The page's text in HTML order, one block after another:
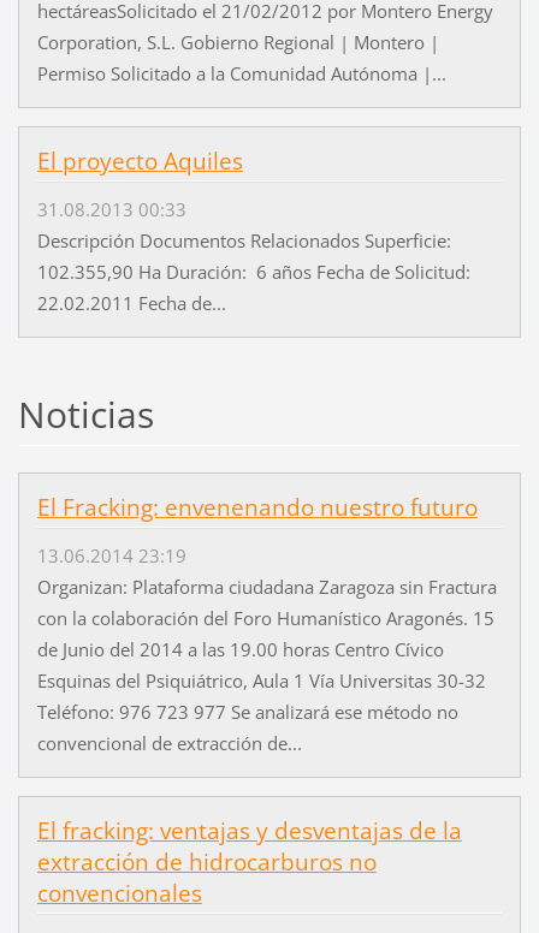
hectáreasSolicitado el 21/02/2012 por Montero Energy
Corporation, S.L. Gobierno Regional | Montero |
Permiso Solicitado a la Comunidad Autónoma |...
El proyecto Aquiles
31.08.2013 00:33
Descripción Documentos Relacionados Superficie:
102.355,90 Ha Duración: 6 años Fecha de Solicitud:
22.02.2011 Fecha de...
Noticias
El Fracking: envenenando nuestro futuro
13.06.2014 23:19
Organizan: Plataforma ciudadana Zaragoza sin Fractura
con la colaboración del Foro Humanístico Aragonés. 15
de Junio del 2014 a las 19.00 horas Centro Cívico
Esquinas del Psiquiátrico, Aula 1 Vía Universitas 30-32
Teléfono: 976 723 977 Se analizará ese método no
convencional de extracción de...
El fracking: ventajas y desventajas de la
extracción de hidrocarburos no
convencionales